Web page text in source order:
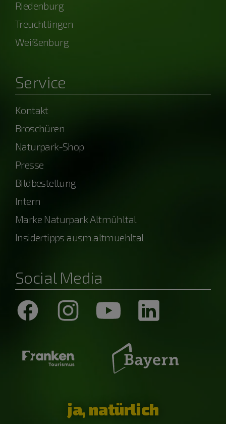
Riedenburg
Treuchtlingen
Weißenburg
Service
Kontakt
Broschüren
Naturpark-Shop
Presse
Bildbestellung
Intern
Marke Naturpark Altmühltal
Insidertipps ausm.altmuehltal
Social Media
ja, natürlich